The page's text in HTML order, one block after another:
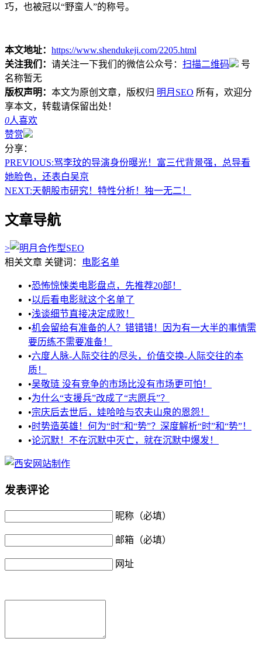
巧，也被冠以“野蛮人”的称号。
本文地址： https://www.shendukeji.com/2205.html
关注我们： 请关注一下我们的微信公众号： 扫描二维码
号
名称暂无
版权声明： 本文为原创文章，版权归 明月SEO 所有，欢迎分
享本文，转载请保留出处！
0人喜欢
赞赏
分享：
PREVIOUS:骂李玟的导演身份曝光！富三代背景强，总导看
她脸色，还表白吴京
NEXT:天朝股市研究！特性分析！独一无二！
文章导航
>
相关文章 关键词： 电影名单
•恐怖惊悚类电影盘点，先推荐20部！
•以后看电影就这个名单了
•浅谈细节直接决定成败！
•机会留给有准备的人？错错错！因为有一大半的事情需
要历练不需要准备！
•六度人脉-人际交往的尽头，价值交换-人际交往的本
质！
•吴敬琏 没有竞争的市场比没有市场更可怕！
•为什么“支援兵”改成了“志愿兵”？
•宗庆后去世后，娃哈哈与农夫山泉的恩怨！
•时势造英雄！何为“时”和“势”？深度解析“时”和“势”！
•论沉默！不在沉默中灭亡，就在沉默中爆发！
发表评论
昵称（必填）
邮箱（必填）
网址